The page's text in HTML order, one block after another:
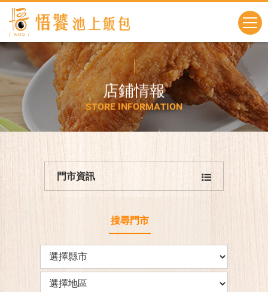
店鋪情報
STORE INFORMATION
門市資訊
搜尋門市